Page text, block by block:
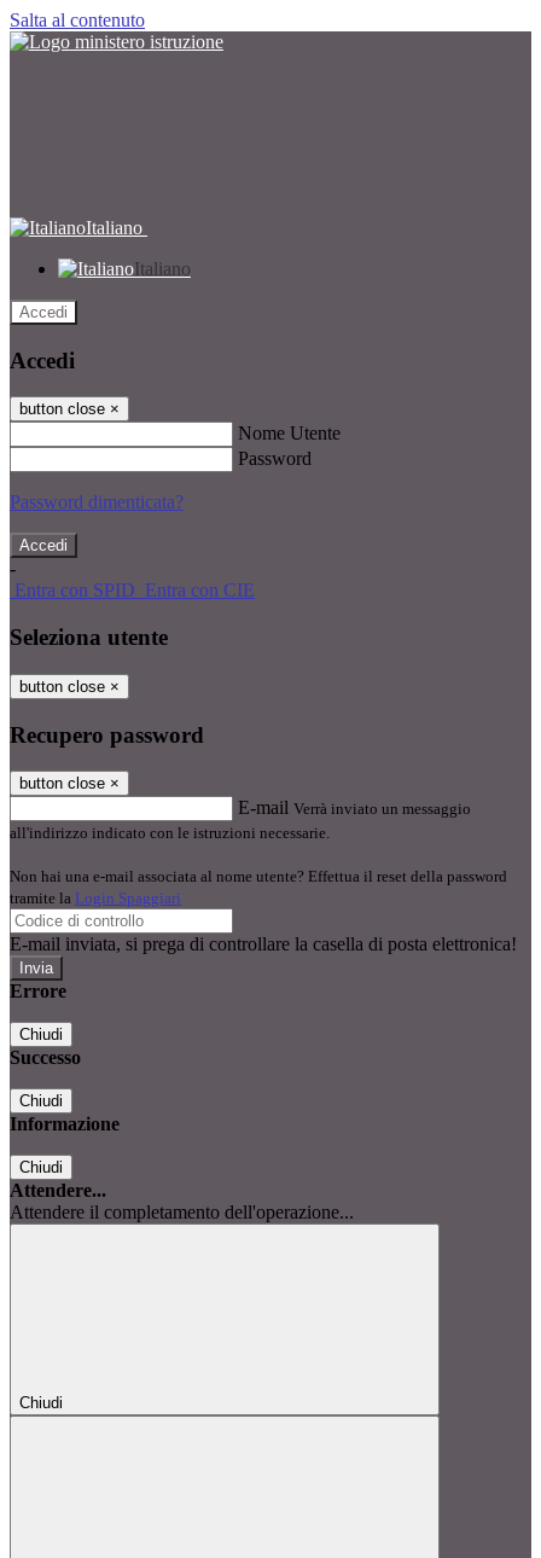
Salta al contenuto
Italiano
Italiano
Accedi
Accedi
button close ×
Nome Utente
Password
Password dimenticata?
-
Entra con SPID Entra con CIE
Seleziona utente
button close ×
Recupero password
button close ×
E-mail Verrà inviato un messaggio
all'indirizzo indicato con le istruzioni necessarie.
Non hai una e-mail associata al nome utente? Effettua il reset della password
tramite la Login Spaggiari
E-mail inviata, si prega di controllare la casella di posta elettronica!
Errore
Chiudi
Successo
Chiudi
Informazione
Chiudi
Attendere...
Attendere il completamento dell'operazione...
Chiudi